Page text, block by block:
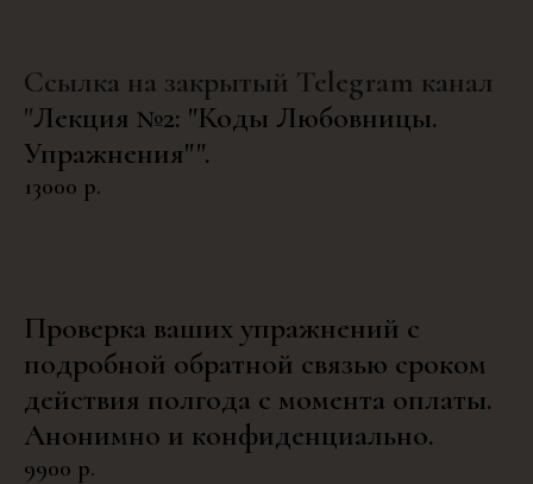
Ссылка на закрытый Telegram канал
"Лекция №2: "Коды Любовницы.
Упражнения"".
13000 р.
Проверка ваших упражнений с
подробной обратной связью сроком
действия полгода с момента оплаты.
Анонимно и конфиденциально.
9900 р.